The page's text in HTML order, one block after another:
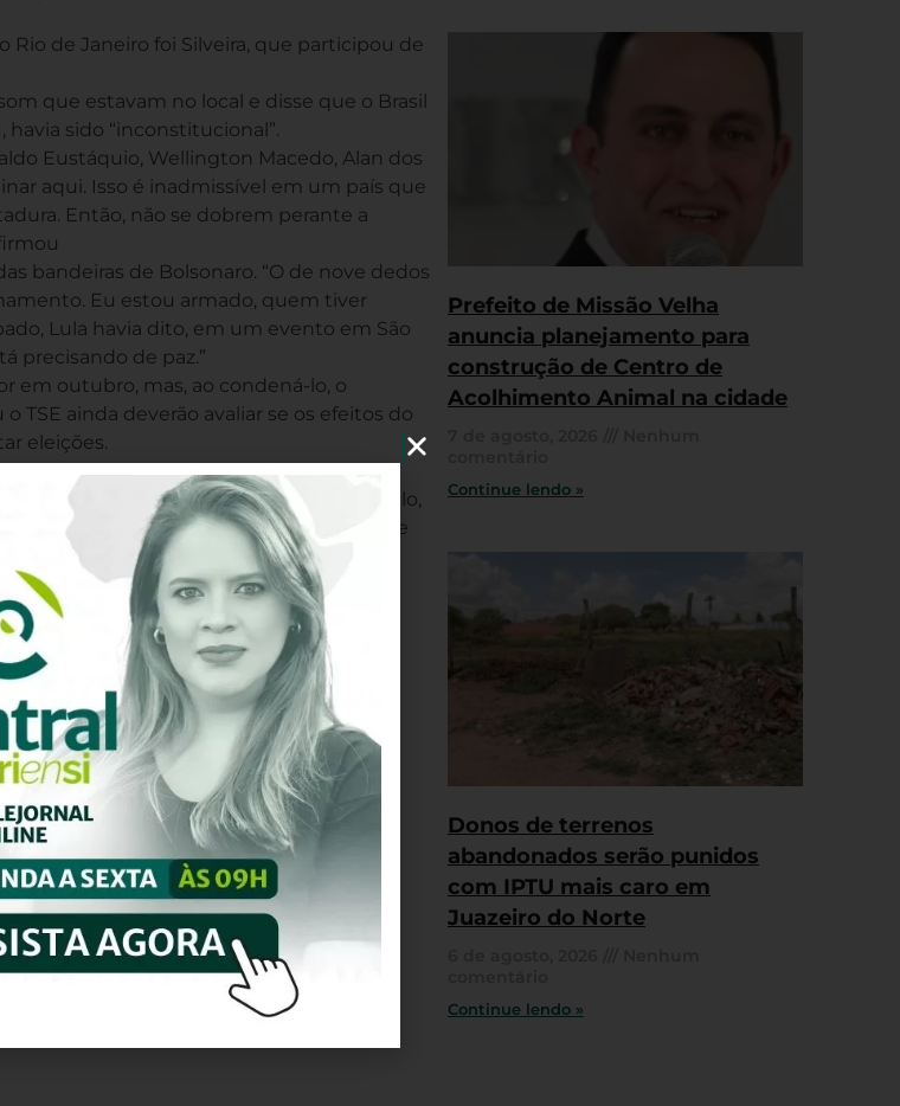
Rio de Janeiro foi Silveira, que participou de
que estavam no local e disse que o Brasil
havia sido “inconstitucional”.
Eustáquio, Wellington Macedo, Alan dos
aqui. Isso é inadmissível em um país que
Então, não se dobrem perante a
bandeiras de Bolsonaro. “O de nove dedos
Eu estou armado, quem tiver
Lula havia dito, em um evento em São
precisando de paz.”
em outubro, mas, ao condená-lo, o
TSE ainda deverão avaliar se os efeitos do
eleições.
ao estádio do Pacaembu, em São Paulo,
de Lula e shows de Daniela Mercury e
Prefeito de Missão Velha
anuncia planejamento para
construção de Centro de
Acolhimento Animal na cidade
Continue lendo »
Donos de terrenos
abandonados serão punidos
com IPTU mais caro em
Juazeiro do Norte
Continue lendo »